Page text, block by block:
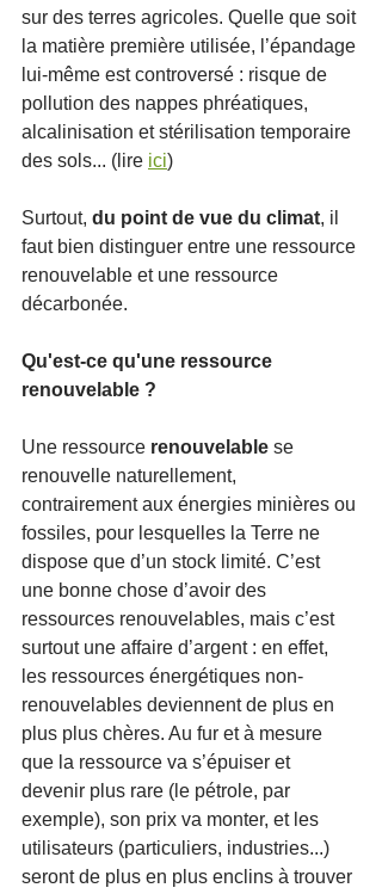
sur des terres agricoles. Quelle que soit
la matière première utilisée, l’épandage
lui-même est controversé : risque de
pollution des nappes phréatiques,
alcalinisation et stérilisation temporaire
des sols... (lire ici)
Surtout, du point de vue du climat, il
faut bien distinguer entre une ressource
renouvelable et une ressource
décarbonée.
Qu'est-ce qu'une ressource
renouvelable ?
Une ressource renouvelable se
renouvelle naturellement,
contrairement aux énergies minières ou
fossiles, pour lesquelles la Terre ne
dispose que d’un stock limité. C’est
une bonne chose d’avoir des
ressources renouvelables, mais c’est
surtout une affaire d’argent : en effet,
les ressources énergétiques non-
renouvelables deviennent de plus en
plus plus chères. Au fur et à mesure
que la ressource va s’épuiser et
devenir plus rare (le pétrole, par
exemple), son prix va monter, et les
utilisateurs (particuliers, industries...)
seront de plus en plus enclins à trouver